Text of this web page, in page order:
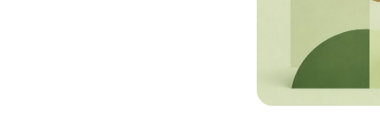
помощь в эксплуатации или управлении коммерческим
помощь в управлении делами или в коммерческой